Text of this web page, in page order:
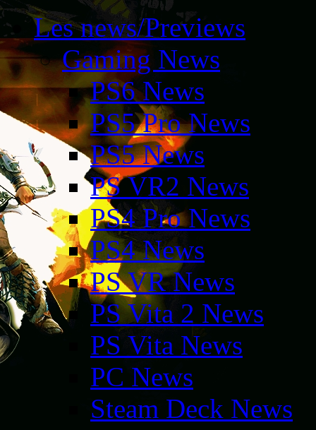
Les news/Previews
Gaming News
PS6 News
PS5 Pro News
PS5 News
PS VR2 News
PS4 Pro News
PS4 News
PS VR News
PS Vita 2 News
PS Vita News
PC News
Steam Deck News